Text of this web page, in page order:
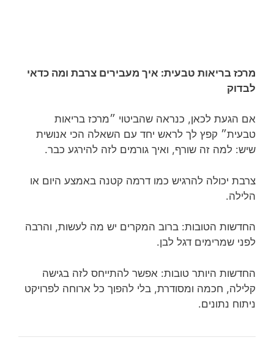
מרכז בריאות טבעית: איך מעבירים צרבת ומה כדאי
לבדוק
אם הגעת לכאן, כנראה שהביטוי ״מרכז בריאות
טבעית״ קפץ לך לראש יחד עם השאלה הכי אנושית
שיש: למה זה שורף, ואיך גורמים לזה להירגע כבר.
צרבת יכולה להרגיש כמו דרמה קטנה באמצע היום או
הלילה.
החדשות הטובות: ברוב המקרים יש מה לעשות, והרבה
לפני שמרימים דגל לבן.
החדשות היותר טובות: אפשר להתייחס לזה בגישה
קלילה, חכמה ומסודרת, בלי להפוך כל ארוחה לפרויקט
ניתוח נתונים.